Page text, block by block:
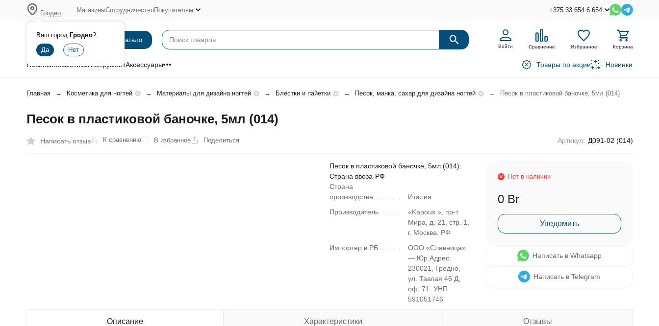
Гродно
Ваш город Гродно?
МагазиныСотрудничествоПокупателям +375 33 654 6 654
Каталог
Войти Сравнение Избранное Корзина
НовинкиКосметикаИнструментАксессуары Товары по акции Новинки
Главная Косметика для ногтей Материалы для дизайна ногтей Блёстки и пайетки Песок, манка, сахар для дизайна ногтей Песок в пластиковой баночке, 5мл (014)
Песок в пластиковой баночке, 5мл (014)
Написать отзыв К сравнению В избранное Поделиться Артикул: Д091-02 (014)
Песок в пластиковой баночке, 5мл (014):
Страна ввоза-РФ
Страна
производства
Италия
Производитель
«Kapous », пр-т
Мира, д. 21, стр. 1,
г. Москва, РФ
Импортер в РБ
ООО «Славница»
— Юр.Адрес:
230021, Гродно,
ул. Тавлая 46 Д,
оф. 71. УНП
591051746
Нет в наличии
0 Br
Уведомить
Написать в Whatsapp
Написать в Telegram
Описание Характеристики Отзывы